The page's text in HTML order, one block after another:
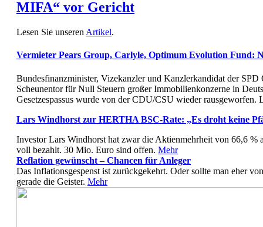
MIFA“ vor Gericht
Lesen Sie unseren Artikel.
Vermieter Pears Group, Carlyle, Optimum Evolution Fund:
Bundesfinanzminister, Vizekanzler und Kanzlerkandidat der
Scheunentor für Null Steuern großer Immobilienkonzerne in
Gesetzespassus wurde von der CDU/CSU wieder rausgeworfen.
Lars Windhorst zur HERTHA BSC-Rate: „Es droht keine
Investor Lars Windhorst hat zwar die Aktienmehrheit von 66,6
voll bezahlt. 30 Mio. Euro sind offen. Mehr
Reflation gewünscht – Chancen für Anleger
Das Inflationsgespenst ist zurückgekehrt. Oder sollte man eher
gerade die Geister. Mehr